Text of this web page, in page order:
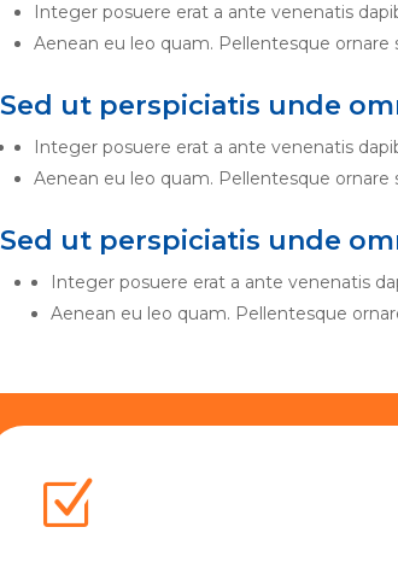
Integer posuere erat a ante venenatis
Aenean eu leo quam. Pellentesque ornare
Sed ut perspiciatis unde
Integer posuere erat a ante venenatis
Aenean eu leo quam. Pellentesque ornare
Sed ut perspiciatis unde
Integer posuere erat a ante venenatis
Aenean eu leo quam. Pellentesque
Z